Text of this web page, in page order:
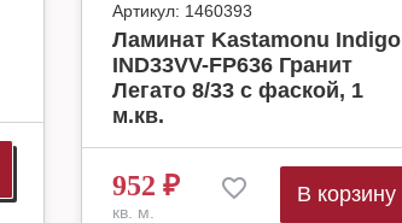
Артикул: 1460393
Ламинат Kastamonu Indigo
IND33VV-FP636 Гранит
Легато 8/33 с фаской, 1
м.кв.
952 ₽
кв. м.
В корзину